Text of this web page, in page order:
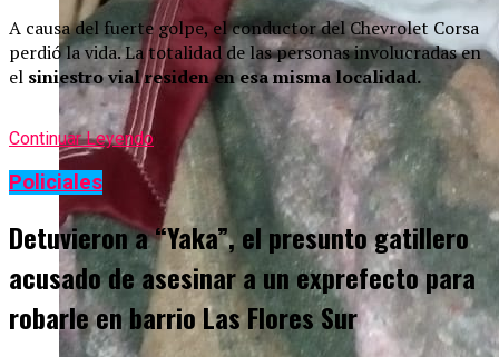
A causa del fuerte golpe, el conductor del Chevrolet Corsa
perdió la vida. La totalidad de las personas involucradas en
el siniestro vial residen en esa misma localidad.
Continuar Leyendo
Policiales
Detuvieron a “Yaka”, el presunto gatillero
acusado de asesinar a un exprefecto para
robarle en barrio Las Flores Sur